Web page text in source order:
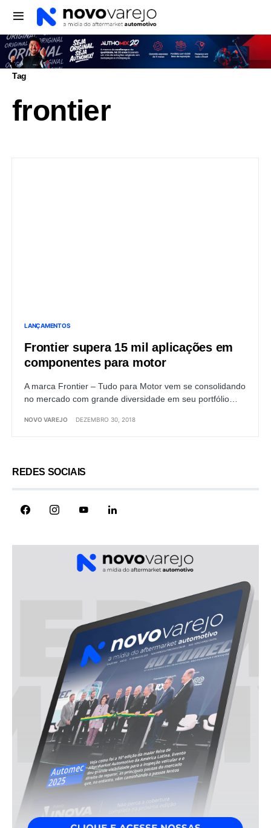
Tag
frontier
LANÇAMENTOS
Frontier supera 15 mil aplicações em
componentes para motor
A marca Frontier – Tudo para Motor vem se consolidando
no mercado com grande diversidade em seu portfólio…
NOVO VAREJO DEZEMBRO 30, 2018
REDES SOCIAIS